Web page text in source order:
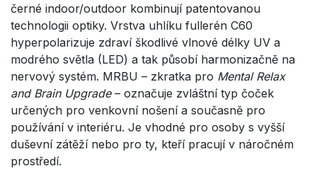
černé indoor/outdoor kombinují patentovanou
technologii optiky. Vrstva uhlíku fullerén C60
hyperpolarizuje zdraví škodlivé vlnové délky UV a
modrého světla (LED) a tak působí harmonizačně na
nervový systém. MRBU – zkratka pro Mental Relax
and Brain Upgrade– označuje zvláštní typ čoček
určených pro venkovní nošení a současně pro
používání v interiéru. Je vhodné pro osoby s vyšší
duševní zátěží nebo pro ty, kteří pracují v náročném
prostředí.